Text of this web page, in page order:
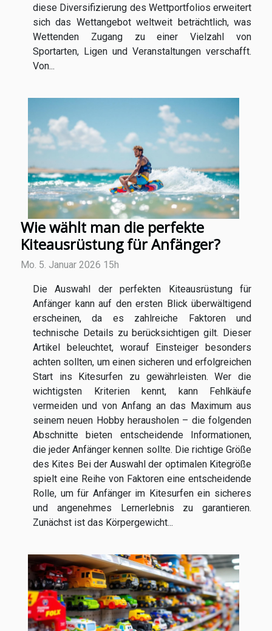
diese Diversifizierung des Wettportfolios erweitert
sich das Wettangebot weltweit beträchtlich, was
Wettenden Zugang zu einer Vielzahl von
Sportarten, Ligen und Veranstaltungen verschafft.
Von...
Wie wählt man die perfekte
Kiteausrüstung für Anfänger?
Mo. 5. Januar 2026 15h
Die Auswahl der perfekten Kiteausrüstung für
Anfänger kann auf den ersten Blick überwältigend
erscheinen, da es zahlreiche Faktoren und
technische Details zu berücksichtigen gilt. Dieser
Artikel beleuchtet, worauf Einsteiger besonders
achten sollten, um einen sicheren und erfolgreichen
Start ins Kitesurfen zu gewährleisten. Wer die
wichtigsten Kriterien kennt, kann Fehlkäufe
vermeiden und von Anfang an das Maximum aus
seinem neuen Hobby herausholen – die folgenden
Abschnitte bieten entscheidende Informationen,
die jeder Anfänger kennen sollte. Die richtige Größe
des Kites Bei der Auswahl der optimalen Kitegröße
spielt eine Reihe von Faktoren eine entscheidende
Rolle, um für Anfänger im Kitesurfen ein sicheres
und angenehmes Lernerlebnis zu garantieren.
Zunächst ist das Körpergewicht...